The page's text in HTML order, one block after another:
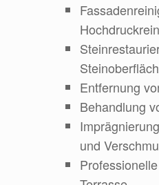
Entfernung
Behandlung
und